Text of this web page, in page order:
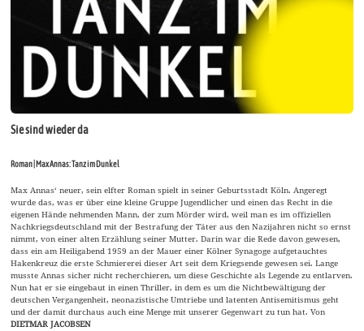
Sie sind wieder da
Roman | Max Annas: Tanz im Dunkel
Max Annas‘ neuer, sein elfter Roman spielt in seiner Geburtsstadt Köln. Angeregt
wurde das, was er über eine kleine Gruppe Jugendlicher und einen das Recht in die
eigenen Hände nehmenden Mann, der zum Mörder wird, weil man es im offiziellen
Nachkriegsdeutschland mit der Bestrafung der Täter aus den Nazijahren nicht so ernst
nimmt, von einer alten Erzählung seiner Mutter. Darin war die Rede davon gewesen,
dass ein am Heiligabend 1959 an der Mauer einer Kölner Synagoge aufgetauchtes
Hakenkreuz die erste Schmiererei dieser Art seit dem Kriegsende gewesen sei. Lange
musste Annas sicher nicht recherchieren, um diese Geschichte als Legende zu entlarven.
Nun hat er sie eingebaut in einen Thriller, in dem es um die Nichtbewältigung der
deutschen Vergangenheit, neonazistische Umtriebe und latenten Antisemitismus geht
und der damit durchaus auch eine Menge mit unserer Gegenwart zu tun hat. Von
DIETMAR JACOBSEN